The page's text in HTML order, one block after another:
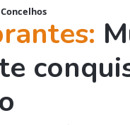
Concelhos